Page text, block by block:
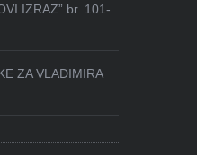
IZRAZ” br. 101-
ZA VLADIMIRA